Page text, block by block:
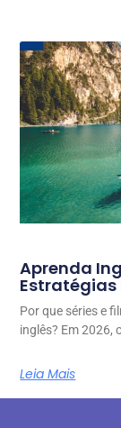
Aprenda
Estratégias
Por que séries e
inglês? Em 2026,
Leia Mais